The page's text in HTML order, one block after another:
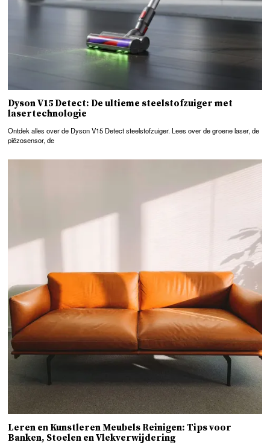
Dyson V15 Detect: De ultieme steelstofzuiger met
lasertechnologie
Ontdek alles over de Dyson V15 Detect steelstofzuiger. Lees over de groene laser, de
piëzosensor, de
Leren en Kunstleren Meubels Reinigen: Tips voor
Banken, Stoelen en Vlekverwijdering